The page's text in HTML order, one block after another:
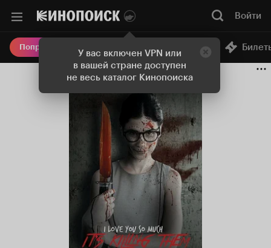
У вас включен VPN или
в вашей стране доступен
не весь каталог Кинопоиска
Войти
Попробовать Плюс Онлайн-кинотеатр